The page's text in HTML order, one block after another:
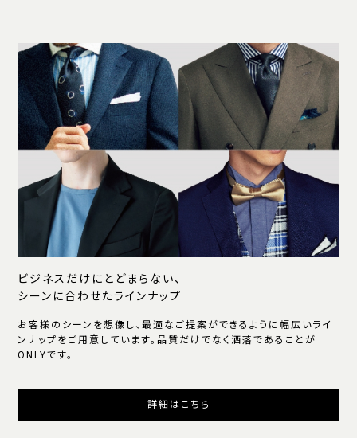
ビジネスだけにとどまらない、
シーンに合わせたラインナップ
お客様のシーンを想像し、最適なご提案ができるように幅広いライ
ンナップをご用意しています。品質だけでなく洒落であることが
ONLYです。
詳細はこちら